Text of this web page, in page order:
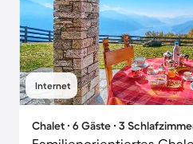
Internet
Chalet ∙ 6 Gäste ∙ 3